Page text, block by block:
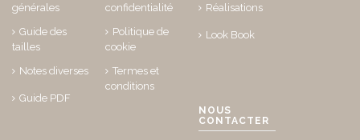
générales
Guide des
tailles
Notes diverses
Guide PDF
confidentialité
Politique de
cookie
Termes et
conditions
Réalisations
Look Book
NOUS
CONTACTER